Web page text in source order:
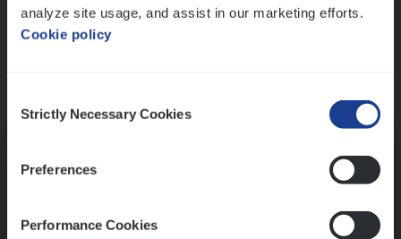
analyze site usage, and assist in our marketing efforts.
Cookie policy
Selection
Strictly Necessary Cookies
Preferences
Performance Cookies